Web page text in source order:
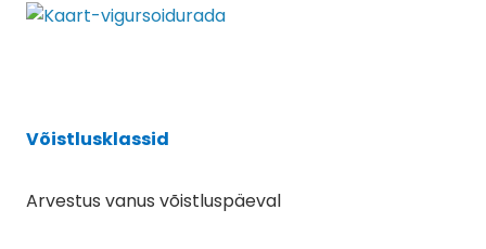
Võistlusklassid
Arvestus vanus võistluspäeval